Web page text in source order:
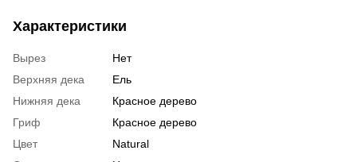
Характеристики
Вырез
Нет
Верхняя дека
Ель
Нижняя дека
Красное дерево
Гриф
Красное дерево
Цвет
Natural